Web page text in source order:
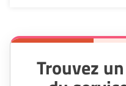
Trouvez